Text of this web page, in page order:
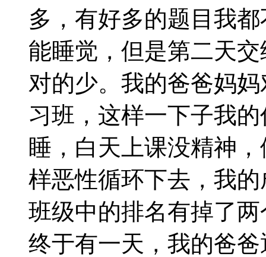
多，有好多的题目我
能睡觉，但是第二天
对的少。我的爸爸妈
习班，这样一下子我
睡，白天上课没精神
样恶性循环下去，我
班级中的排名有掉了
终于有一天，我的爸